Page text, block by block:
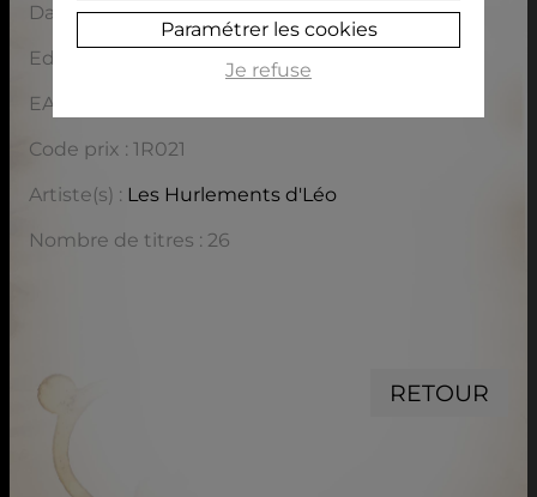
Date de sortie : 10/06/2015
Editeur : Madame Léo
EAN / ISBN : 3760063731125
Code prix : 1R021
Artiste(s) : Les Hurlements d'Léo
Nombre de titres : 26
RETOUR
Paramétrer les cookies
Je refuse